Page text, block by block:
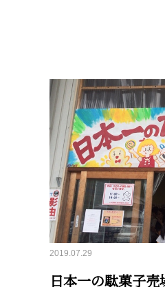
2019.07.29
日本一の駄菓子